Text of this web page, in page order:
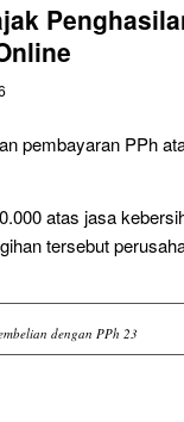
pembayaran PPh
atas jasa
tersebut
dengan PPh 23